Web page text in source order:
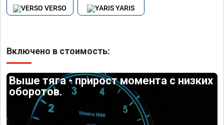
VERSO YARIS
Включено в стоимость:
Выше тяга - прирост момента с низких
оборотов.